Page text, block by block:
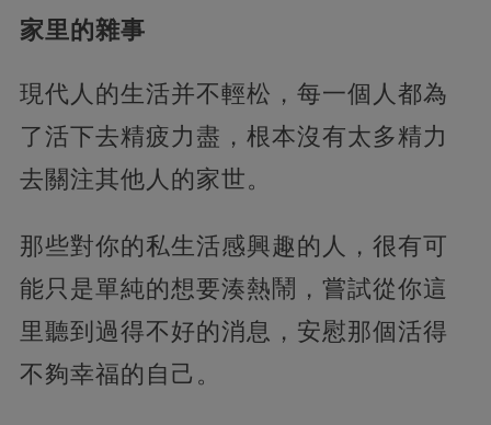
家里的雜事
現代人的生活并不輕松，每一個人都為
了活下去精疲力盡，根本沒有太多精力
去關注其他人的家世。
那些對你的私生活感興趣的人，很有可
能只是單純的想要湊熱鬧，嘗試從你這
里聽到過得不好的消息，安慰那個活得
不夠幸福的自己。